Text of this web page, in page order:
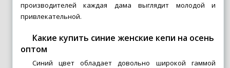
производителей каждая дама выглядит молодой и
привлекательной.
Какие купить синие женские кепи на осень
оптом
Синий цвет обладает довольно широкой гаммой